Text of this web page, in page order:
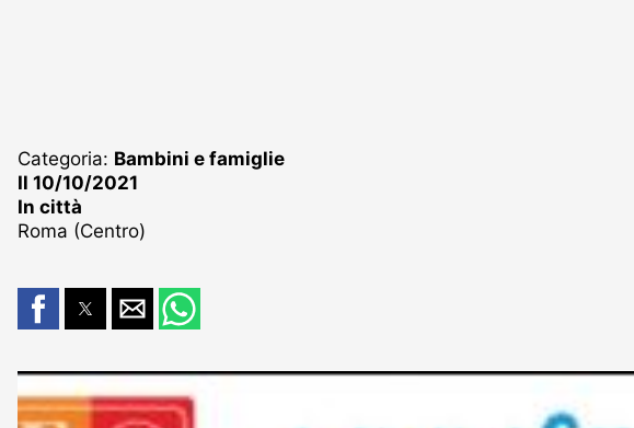
Categoria: Bambini e famiglie
Il 10/10/2021
In città
Roma (Centro)